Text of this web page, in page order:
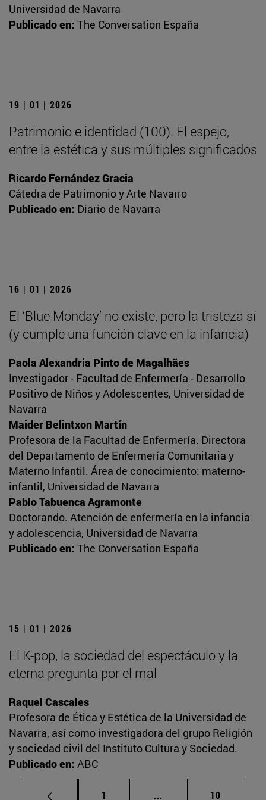
Universidad de Navarra
Publicado en: The Conversation España
19 | 01 | 2026
Patrimonio e identidad (100). El espejo,
entre la estética y sus múltiples significados
Ricardo Fernández Gracia
Cátedra de Patrimonio y Arte Navarro
Publicado en: Diario de Navarra
16 | 01 | 2026
El ‘Blue Monday’ no existe, pero la tristeza sí
(y cumple una función clave en la infancia)
Paola Alexandria Pinto de Magalhães
Investigador - Facultad de Enfermería - Desarrollo
Positivo de Niños y Adolescentes, Universidad de
Navarra
Maider Belintxon Martín
Profesora de la Facultad de Enfermería. Directora
del Departamento de Enfermería Comunitaria y
Materno Infantil. Área de conocimiento: materno-
infantil, Universidad de Navarra
Pablo Tabuenca Agramonte
Doctorando. Atención de enfermería en la infancia
y adolescencia, Universidad de Navarra
Publicado en: The Conversation España
15 | 01 | 2026
El K-pop, la sociedad del espectáculo y la
eterna pregunta por el mal
Raquel Cascales
Profesora de Ética y Estética de la Universidad de
Navarra, así como investigadora del grupo Religión
y sociedad civil del Instituto Cultura y Sociedad.
Publicado en: ABC
Página
1 ... Páginas intermedias
Página
10